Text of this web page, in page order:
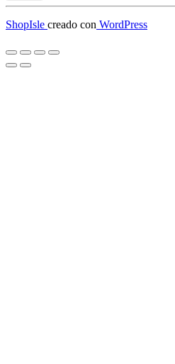
ShopIsle creado con WordPress